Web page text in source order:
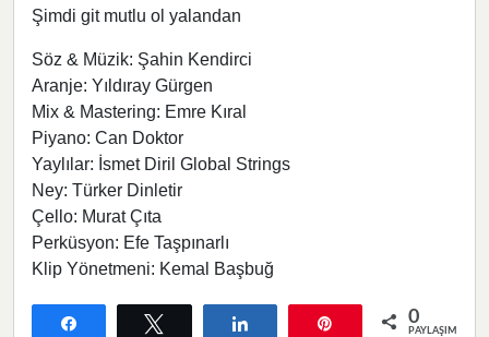
Şimdi git mutlu ol yalandan
Söz & Müzik: Şahin Kendirci
Aranje: Yıldıray Gürgen
Mix & Mastering: Emre Kıral
Piyano: Can Doktor
Yaylılar: İsmet Diril Global Strings
Ney: Türker Dinletir
Çello: Murat Çıta
Perküsyon: Efe Taşpınarlı
Klip Yönetmeni: Kemal Başbuğ
0
PAYLAŞIMLAR